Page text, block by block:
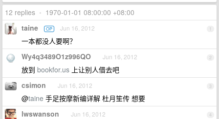
12 replies • 1970-01-01 08:00:00 +08:00
1
taine OP Jun 16, 2012
一本都没人要啊？
2
Wy4q3489O1z996QO Jun 16, 2012
放到 bookfor.us 上让别人借去吧
3
csimon Jun 16, 2012
@taine 手足按摩新编详解 杜月笙传 想要
4
lwswanson Jun 16, 2012